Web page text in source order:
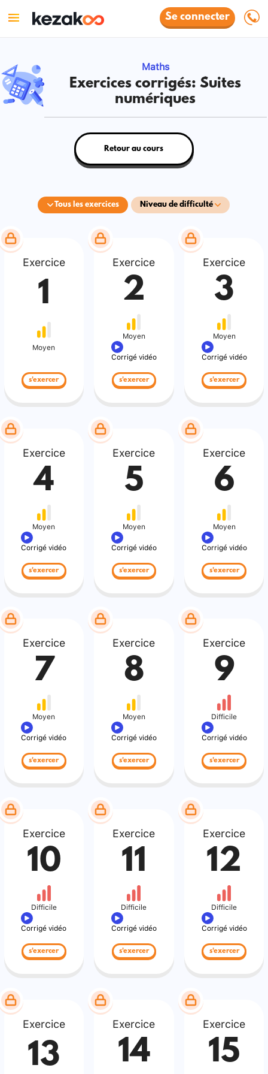
Se connecter
Maths
Exercices corrigés: Suites
numériques
Tous les exercices Niveau de difficulté
Retour au cours
Exercice
1
Moyen
s'exercer
Exercice
2
Moyen
Corrigé vidéo
s'exercer
Exercice
3
Moyen
Corrigé vidéo
s'exercer
Exercice
4
Moyen
Corrigé vidéo
s'exercer
Exercice
5
Moyen
Corrigé vidéo
s'exercer
Exercice
6
Moyen
Corrigé vidéo
s'exercer
Exercice
7
Moyen
Corrigé vidéo
s'exercer
Exercice
8
Moyen
Corrigé vidéo
s'exercer
Exercice
9
Difficile
Corrigé vidéo
s'exercer
Exercice
10
Difficile
Corrigé vidéo
s'exercer
Exercice
11
Difficile
Corrigé vidéo
s'exercer
Exercice
12
Difficile
Corrigé vidéo
s'exercer
Exercice
13
Exercice
14
Exercice
15